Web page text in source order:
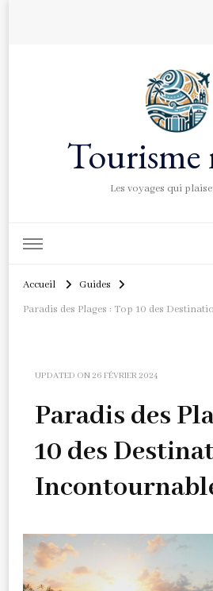
Tourisme
Les voyages qui
Accueil
Guides
Paradis des Plages : Top 10 des
UPDATED ON26 FÉVRIER 2024
Paradis des
10 des